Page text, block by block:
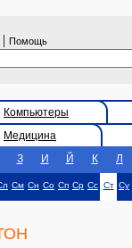
| Помощь
Компьютеры
Медицина
З И Й К Л
См Сн Со Сп Ср Сс Ст Су